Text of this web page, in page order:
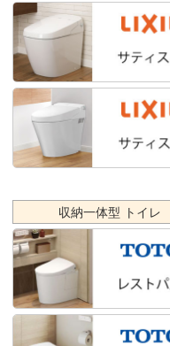
収納一体型 トイレ